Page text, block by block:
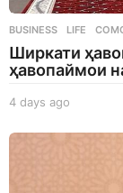
BUSINESS ,LIFE
Ширкати
ҳавопаймои
4 days ago
a